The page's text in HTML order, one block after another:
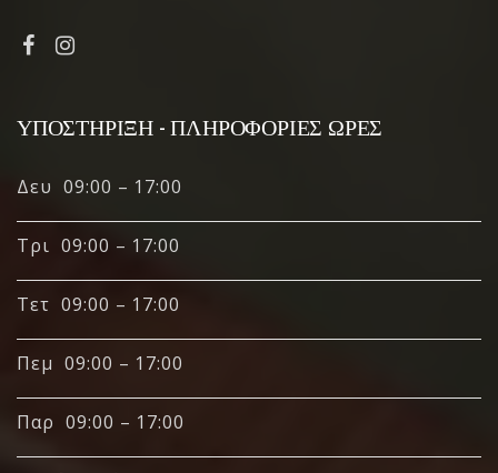
ΥΠΟΣΤΉΡΙΞΗ - ΠΛΗΡΟΦΟΡΊΕΣ ΏΡΕΣ
Δευ 09:00 – 17:00
Τρι 09:00 – 17:00
Τετ 09:00 – 17:00
Πεμ 09:00 – 17:00
Παρ 09:00 – 17:00